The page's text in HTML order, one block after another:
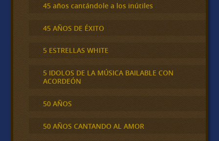
45 años cantándole a los inútiles
45 AÑOS DE ÉXITO
5 ESTRELLAS WHITE
5 IDOLOS DE LA MÚSICA BAILABLE CON
ACORDEÓN
50 AÑOS
50 AÑOS CANTANDO AL AMOR